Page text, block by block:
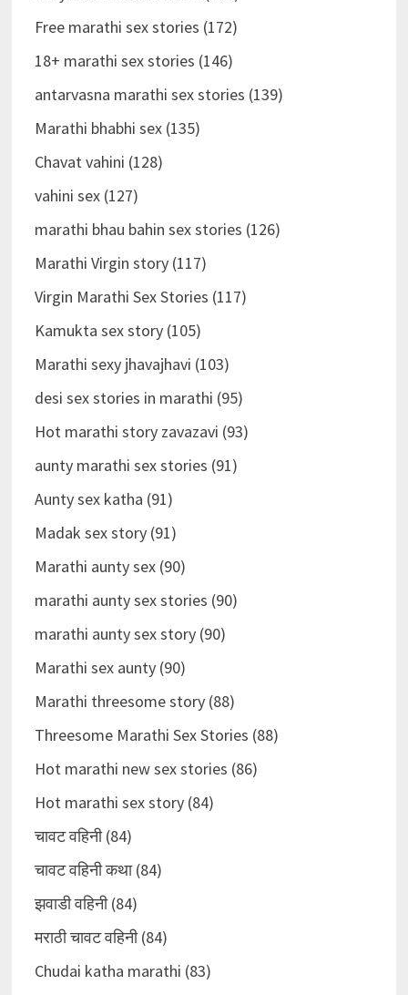
Free marathi sex stories (172)
18+ marathi sex stories (146)
antarvasna marathi sex stories (139)
Marathi bhabhi sex (135)
Chavat vahini (128)
vahini sex (127)
marathi bhau bahin sex stories (126)
Marathi Virgin story (117)
Virgin Marathi Sex Stories (117)
Kamukta sex story (105)
Marathi sexy jhavajhavi (103)
desi sex stories in marathi (95)
Hot marathi story zavazavi (93)
aunty marathi sex stories (91)
Aunty sex katha (91)
Madak sex story (91)
Marathi aunty sex (90)
marathi aunty sex stories (90)
marathi aunty sex story (90)
Marathi sex aunty (90)
Marathi threesome story (88)
Threesome Marathi Sex Stories (88)
Hot marathi new sex stories (86)
Hot marathi sex story (84)
चावट वहिनी (84)
चावट वहिनी कथा (84)
झवाडी वहिनी (84)
मराठी चावट वहिनी (84)
Chudai katha marathi (83)